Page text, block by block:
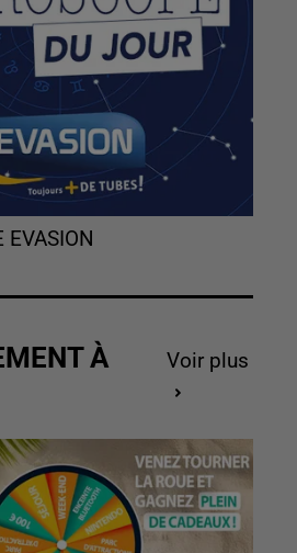
EVASION
À
Voir plus